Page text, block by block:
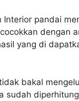
Interior pandai
dengan
yang di
bakal
sudah